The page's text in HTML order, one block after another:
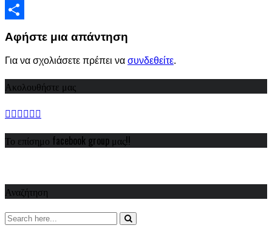
Viber
Αφήστε μια απάντηση
Για να σχολιάσετε πρέπει να συνδεθείτε.
Ακολουθήστε μας
Το επίσημο facebook group μας!!
Αναζήτηση